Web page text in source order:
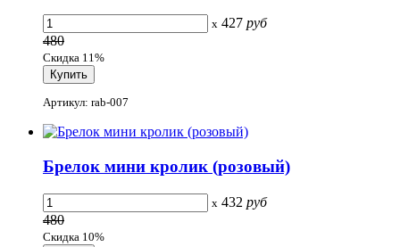
x 427 руб
480
Скидка 11%
Артикул: rab-007
Брелок мини кролик (розовый)
x 432 руб
480
Скидка 10%